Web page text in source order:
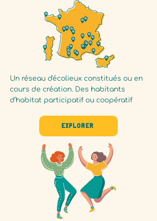
Un réseau d'écolieux constitués ou en
cours de création. Des habitants
d’habitat participatif ou coopératif
Explorer